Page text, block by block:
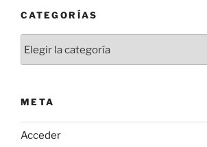
CATEGORÍAS
META
Acceder